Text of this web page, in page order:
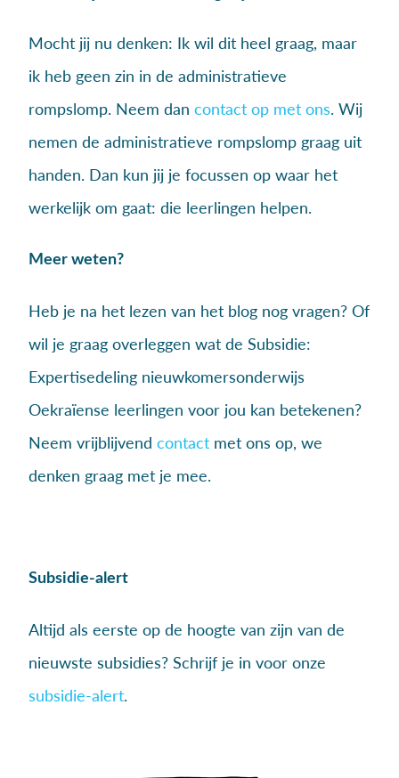
Mocht jij nu denken: Ik wil dit heel graag, maar
ik heb geen zin in de administratieve
rompslomp. Neem dan contact op met ons. Wij
nemen de administratieve rompslomp graag uit
handen. Dan kun jij je focussen op waar het
werkelijk om gaat: die leerlingen helpen.
Meer weten?
Heb je na het lezen van het blog nog vragen? Of
wil je graag overleggen wat de Subsidie:
Expertisedeling nieuwkomersonderwijs
Oekraïense leerlingen voor jou kan betekenen?
Neem vrijblijvend contactmet ons op, we
denken graag met je mee.
Subsidie-alert
Altijd als eerste op de hoogte van zijn van de
nieuwste subsidies? Schrijf je in voor onze
subsidie-alert.